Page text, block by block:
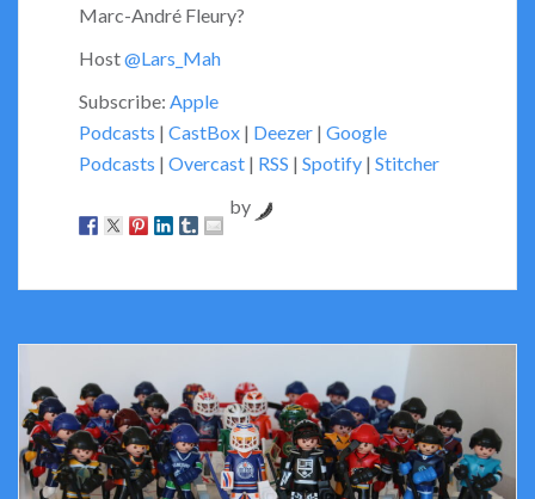
Marc-André Fleury?
Host@Lars_Mah
Subscribe: Apple
Podcasts | CastBox | Deezer | Google
Podcasts | Overcast | RSS | Spotify | Stitcher
by